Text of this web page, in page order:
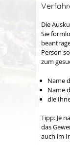
Die
Sie
Person
zum
Name
Name
die
Tipp: Je
das
auch im